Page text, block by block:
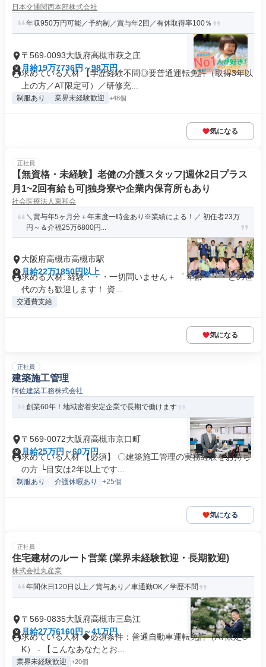
日本交通関西本部株式会社
年収950万円可能／予約制／賞与年2回／有休取得率100％
〒569-0093大阪府高槻市萩之庄
月給19万7736円～98万円
求めている人材 【学歴経験不問◎要普通運転免許（取得3年以
上の方／AT限定可）／研修充...
制服あり 業界未経験歓迎 +48個
気になる
正社員
【無資格・未経験】老健の介護スタッフ|週休2日プラス
月1~2回有給も可|独身寮や企業内保育所もあり
社会医療法人東和会
＼賞与年5ヶ月分＋年末度一時金あり※業績による！／ 初任者23万
円～＆介福25万6800円...
大阪府高槻市高槻市駅
月給22万1850円以上
求める人材: 経験・・・一切問いません＋゜ 年齢・・・どの世
代の方も歓迎します！ 資...
交通費支給
気になる
正社員
建築施工管理
阿佐建築工務株式会社
創業60年！地域密着安定企業で長期で働けます
〒569-0072大阪府高槻市京口町
月給25万円～60万円
求めている人材 【必須】 〇建築施工管理の実務経験をお持ち
の方 └目安は2年以上です...
制服あり 介護休暇あり +25個
気になる
正社員
住宅建材のルート営業 (業界未経験歓迎・⻑期歓迎)
株式会社丸産業
年間休日120日以上／賞与あり／車通勤OK／学歴不問
〒569-0835大阪府高槻市三島江
月給27万6160円～41万円
求めている人材 ◆必須条件：普通自動車運転免許（AT限定O
K） - 【こんなあなたとお...
業界未経験歓迎 +20個